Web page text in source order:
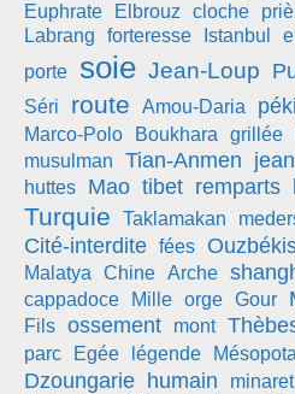
Euphrate Elbrouz cloche
Labrang
forteresse Istanbul
porte
soie Jean-Loup
Séri
route Amou-Daria
Marco-Polo
Boukhara grillée
musulman
Tian-Anmen
huttes
Mao tibet remparts
Turquie Taklamakan
Cité-interdite fées
Malatya
Chine Arche
cappadoce
Mille orge Gour
Fils ossement mont
parc Egée légende
Dzoungarie humain minaret